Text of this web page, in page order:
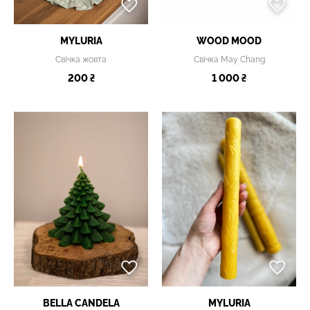
MYLURIA
Свічка жовта
200 ₴
WOOD MOOD
Свічка May Chang
1 000 ₴
BELLA CANDELA MYLURIA